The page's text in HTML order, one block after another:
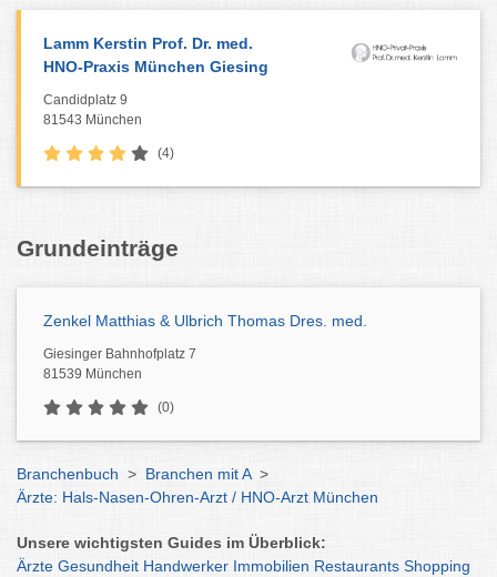
Lamm Kerstin Prof. Dr. med.
HNO-Praxis München Giesing
Candidplatz 9
81543 München
(4)
Grundeinträge
Zenkel Matthias & Ulbrich Thomas Dres. med.
Giesinger Bahnhofplatz 7
81539 München
(0)
Branchenbuch > Branchen mit A >
Ärzte: Hals-Nasen-Ohren-Arzt / HNO-Arzt München
Unsere wichtigsten Guides im Überblick:
Ärzte Gesundheit Handwerker Immobilien Restaurants Shopping